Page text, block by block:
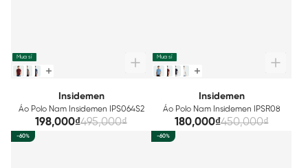
Mua sỉ
Insidemen
Áo Polo Nam Insidemen IPS064S2
198,000₫495,000₫
Mua sỉ
Insidemen
Áo Polo Nam Insidemen IPSR08
180,000₫450,000₫
-60% -60%